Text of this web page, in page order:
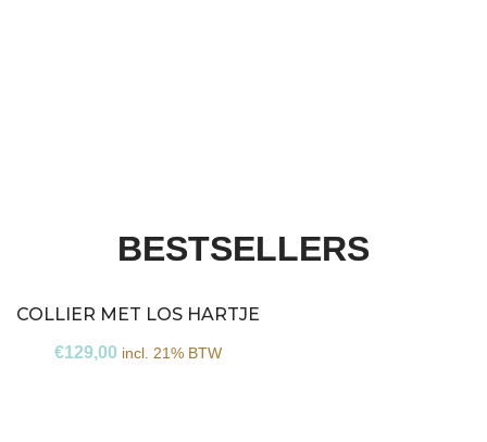
BESTSELLERS
COLLIER MET LOS HARTJE
€129,00 incl. 21% BTW